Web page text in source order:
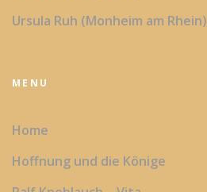
Ursula Ruh (Monheim am Rhein)
MENU
Home
Hoffnung und die Könige